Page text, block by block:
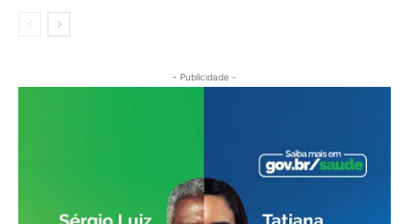
- Publicidade -